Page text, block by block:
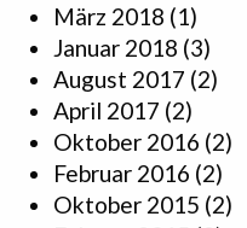
März 2018 (1)
Januar 2018 (3)
August 2017 (2)
April 2017 (2)
Oktober 2016 (2)
Februar 2016 (2)
Oktober 2015 (2)